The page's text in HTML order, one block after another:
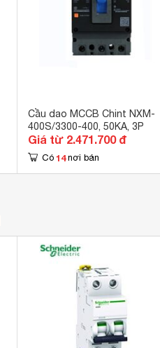
Cầu dao MCCB Chint NXM-
400S/3300-400, 50KA, 3P
Giá từ 2.471.700 đ
Có 14 nơi bán